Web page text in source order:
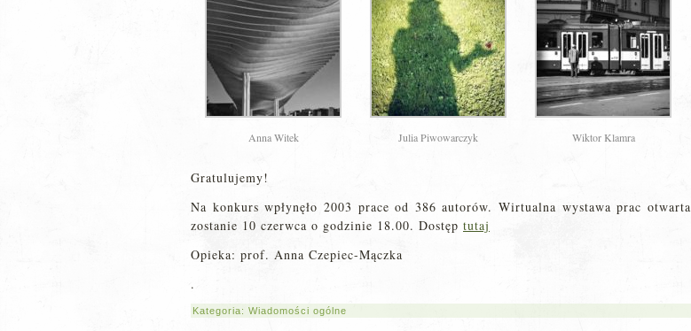
Anna Witek Julia Piwowarczyk Wiktor Klamra
Gratulujemy!
Na konkurs wpłynęło 2003 prace od 386 autorów. Wirtualna wystawa prac otwarta
zostanie 10 czerwca o godzinie 18.00. Dostęp tutaj
Opieka: prof. Anna Czepiec-Mączka
.
Kategoria: Wiadomości ogólne